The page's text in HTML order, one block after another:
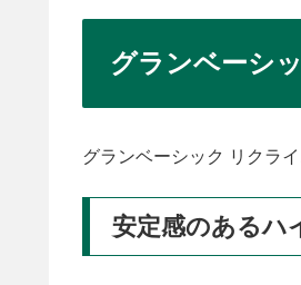
グランベーシ
グランベーシック リクラ
安定感のあるハ